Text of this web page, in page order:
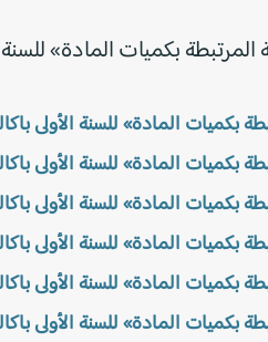
بكميات المادة» للسنة
بكميات المادة» للسنة الأولى
بكميات المادة» للسنة الأولى
بكميات المادة» للسنة الأولى
بكميات المادة» للسنة الأولى
بكميات المادة» للسنة الأولى
بكميات المادة» للسنة الأولى